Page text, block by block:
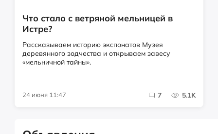
Что стало с ветряной мельницей в
Истре?
Рассказываем историю экспонатов Музея
деревянного зодчества и открываем завесу
«мельничной тайны».
24 июня 11:47 7 5.1K